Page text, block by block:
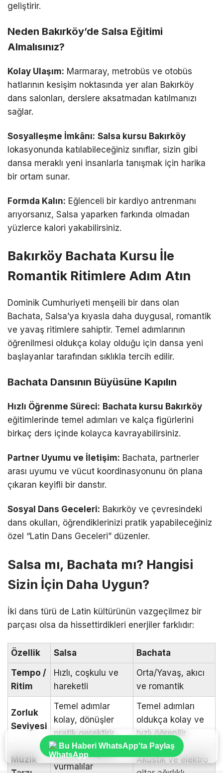
geliştirir.
Neden Bakırköy’de Salsa Eğitimi
Almalısınız?
Kolay Ulaşım: Marmaray, metrobüs ve otobüs
hatlarının kesişim noktasında yer alan Bakırköy
dans salonları, derslere aksatmadan katılmanızı
sağlar.
Sosyalleşme İmkânı: Salsa kursu Bakırköy
lokasyonunda katılabileceğiniz sınıflar, sizin gibi
dansa meraklı yeni insanlarla tanışmak için harika
bir ortam sunar.
Formda Kalın: Eğlenceli bir kardiyo antrenmanı
arıyorsanız, Salsa yaparken farkında olmadan
yüzlerce kalori yakabilirsiniz.
Bakırköy Bachata Kursu İle
Romantik Ritimlere Adım Atın
Dominik Cumhuriyeti menşeili bir dans olan
Bachata, Salsa’ya kıyasla daha duygusal, romantik
ve yavaş ritimlere sahiptir. Temel adımlarının
öğrenilmesi oldukça kolay olduğu için dansa yeni
başlayanlar tarafından sıklıkla tercih edilir.
Bachata Dansının Büyüsüne Kapılın
Hızlı Öğrenme Süreci: Bachata kursu Bakırköy
eğitimlerinde temel adımları ve kalça figürlerini
birkaç ders içinde kolayca kavrayabilirsiniz.
Partner Uyumu ve İletişim: Bachata, partnerler
arası uyumu ve vücut koordinasyonunu ön plana
çıkaran keyifli bir danstır.
Sosyal Dans Geceleri: Bakırköy ve çevresindeki
dans okulları, öğrendiklerinizi pratik yapabileceğiniz
özel “Latin Dans Geceleri” düzenler.
Salsa mı, Bachata mı? Hangisi
Sizin İçin Daha Uygun?
İki dans türü de Latin kültürünün vazgeçilmez bir
parçası olsa da hissettirdikleri enerjiler farklıdır:
Özellik Salsa
Bachata
Tempo /
Ritim
Hızlı, coşkulu ve
hareketli
Orta/Yavaş, akıcı
ve romantik
Zorluk
Seviyesi
Temel adımlar
kolay, dönüşler
pratik gerektirir
Temel adımları
oldukça kolay ve
hızlı öğrenilir
Müzik
Nefesli çalgılar,
vurmalılar
Akustik ve elektro
Bu Haberi WhatsApp'ta Paylaş